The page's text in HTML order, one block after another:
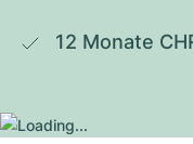
12 Monate